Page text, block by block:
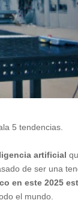
5 tendencias.
artificial
de ser una
en este 2025
el mundo.